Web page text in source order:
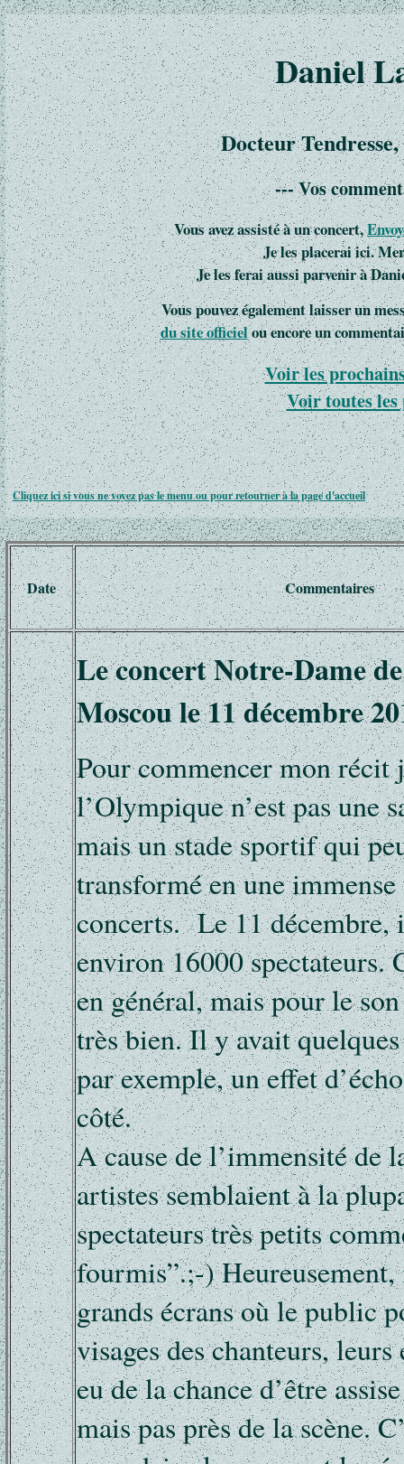
Daniel
Docteur
--- Vos
Vous avez assisté à un concert,
Je les placerai ici.
Je les ferai aussi parvenir à
Vous pouvez également laisser un
du site officielou encore un
Voir les
Voir toutes les
Cliquez ici si vous ne voyez pas le menu ou pour retourner à la page d'accueil
Date Commentaires
Le concert Notre-Dame
Moscou le 11 décembre
Pour commencer mon récit
l’Olympique n’est pas une
mais un stade sportif qui
transformé en une immense
concerts. Le 11 décembre,
environ 16000 spectateurs.
en général, mais pour le
très bien. Il y avait
par exemple, un effet
côté.
A cause de l’immensité de
artistes semblaient à la
spectateurs très petits
fourmis”.;-)
grands écrans où le public
visages des chanteurs,
eu de la chance d’être
mais pas près de la scène.